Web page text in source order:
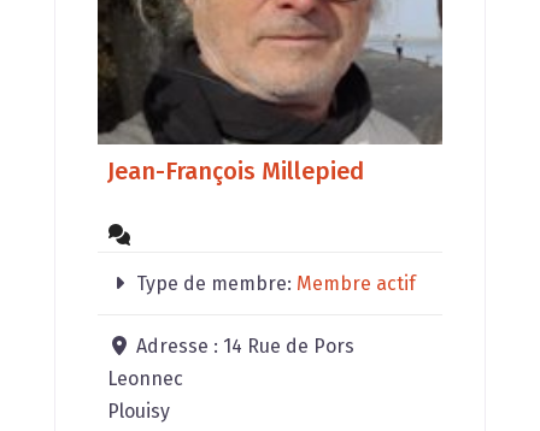
Jean-François Millepied
Type de membre: Membre actif
Adresse : 14 Rue de Pors
Leonnec
Plouisy